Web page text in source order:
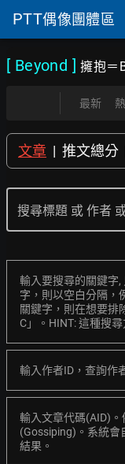
PTT偶像團體區
[ Beyond ]擁抱＝
最新
文章 | 推文總分
搜尋標題 或 作者
輸入要搜尋的關鍵字
字，則以空白分隔，
關鍵字，則在想要排
C」。HINT: 這種搜
輸入作者ID，查詢作
輸入文章代碼(AID)。
(Gossiping)。系統會
結果。